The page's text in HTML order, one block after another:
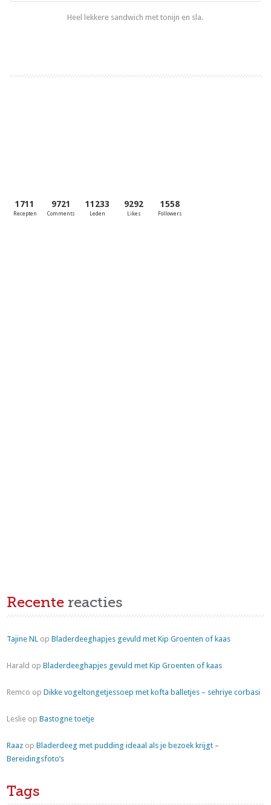
Heel lekkere sandwich met tonijn en sla.
1711
Recepten
9721
Comments
11233
Leden
9292
Likes
1558
Followers
Recente reacties
Tajine NL opBladerdeeghapjes gevuld met Kip Groenten of kaas
Harald opBladerdeeghapjes gevuld met Kip Groenten of kaas
Remco opDikke vogeltongetjessoep met kofta balletjes – sehriye corbasi
Leslie opBastogne toetje
Raaz opBladerdeeg met pudding ideaal als je bezoek krijgt –
Bereidingsfoto’s
Tags